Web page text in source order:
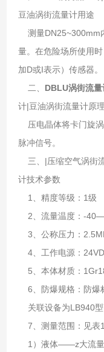
豆油涡街流量计用途
测量DN25~300mm
量。在危险场所使用
加D或I表示）传感器。
二、 DBLU涡街流量
计|豆油涡街流量计原理
压电晶体将卡门旋涡
脉冲信号。
三、|压缩空气涡街
计技术参数
1、精度等级：1级
2、流量温度：-
3、公称压力：
4、工作电源：
5、本体材质：
6、防爆规格：防爆
关联设备为LB940型
7、测量范围：见表1
1）液体——z大流量